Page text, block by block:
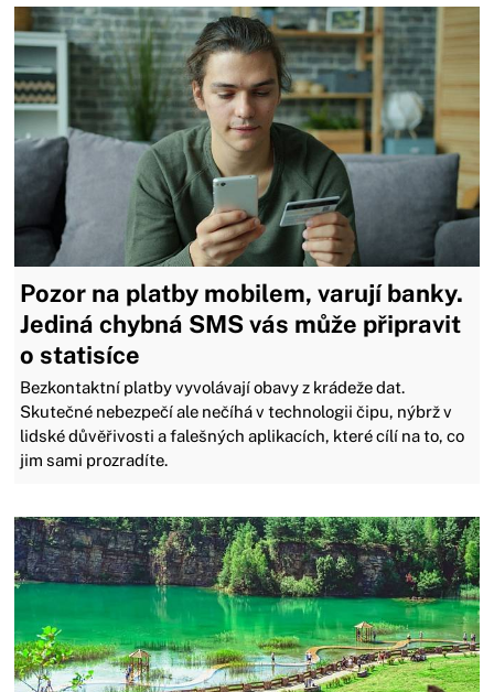
Pozor na platby mobilem, varují banky.
Jediná chybná SMS vás může připravit
o statisíce
Bezkontaktní platby vyvolávají obavy z krádeže dat.
Skutečné nebezpečí ale nečíhá v technologii čipu, nýbrž v
lidské důvěřivosti a falešných aplikacích, které cílí na to, co
jim sami prozradíte.